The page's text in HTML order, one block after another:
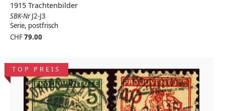
1915 Trachtenbilder
SBK-NrJ2-J3
Serie, postfrisch
CHF79.00
TOP PREIS